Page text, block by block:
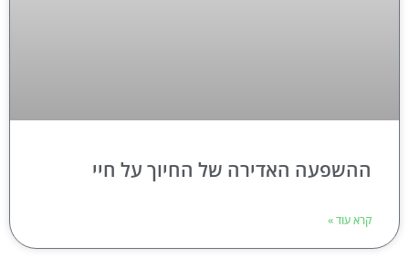
ההשפעה האדירה של החיוך על חיי
קרא עוד »